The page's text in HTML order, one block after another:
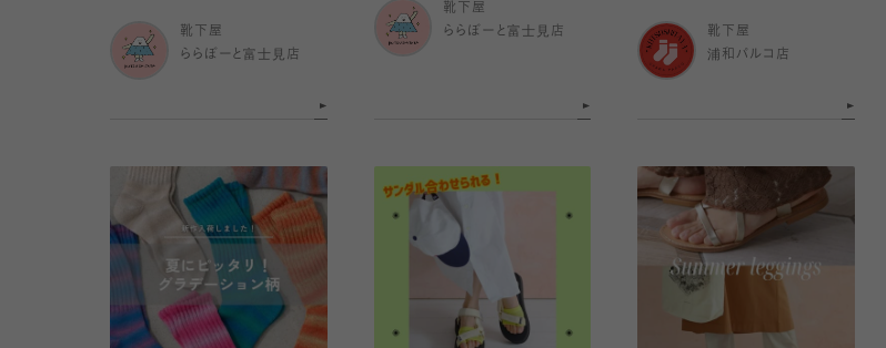
靴下屋
ららぽーと富士見店
靴下屋
ららぽーと富士見店
靴下屋
浦和パルコ店